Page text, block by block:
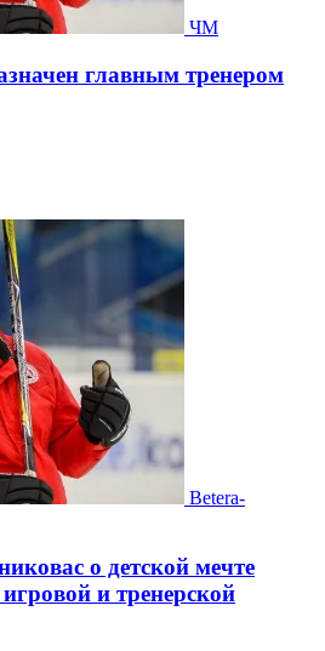
ЧМ
главным тренером
Betera-
о детской мечте
и тренерской